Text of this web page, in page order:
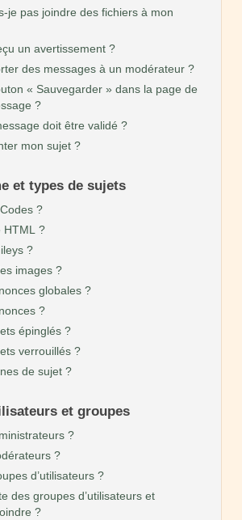
je pas joindre des fichiers à mon
un avertissement ?
des messages à un modérateur ?
« Sauvegarder » dans la page de
?
doit être validé ?
mon sujet ?
et types de sujets
?
HTML ?
?
images ?
globales ?
?
épinglés ?
verrouillés ?
de sujet ?
et groupes
?
?
d’utilisateurs ?
des groupes d’utilisateurs et
?